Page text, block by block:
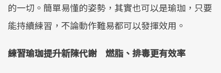
的一切。簡單易懂的姿勢，其實也可以是瑜珈，只要
能持續練習，不論動作難易都可以發揮效用。
練習瑜珈提升新陳代謝 燃脂、排毒更有效率